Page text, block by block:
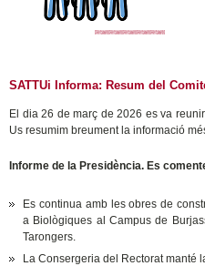
SATTUi Informa: Resum del
El dia 26 de març de 2026 es va
Us resumim breument la informació
Informe de la Presidència.Es
Es continua amb les obres de
a Biològiques al Campus de
Tarongers.
La Consergeria del Rectorat manté